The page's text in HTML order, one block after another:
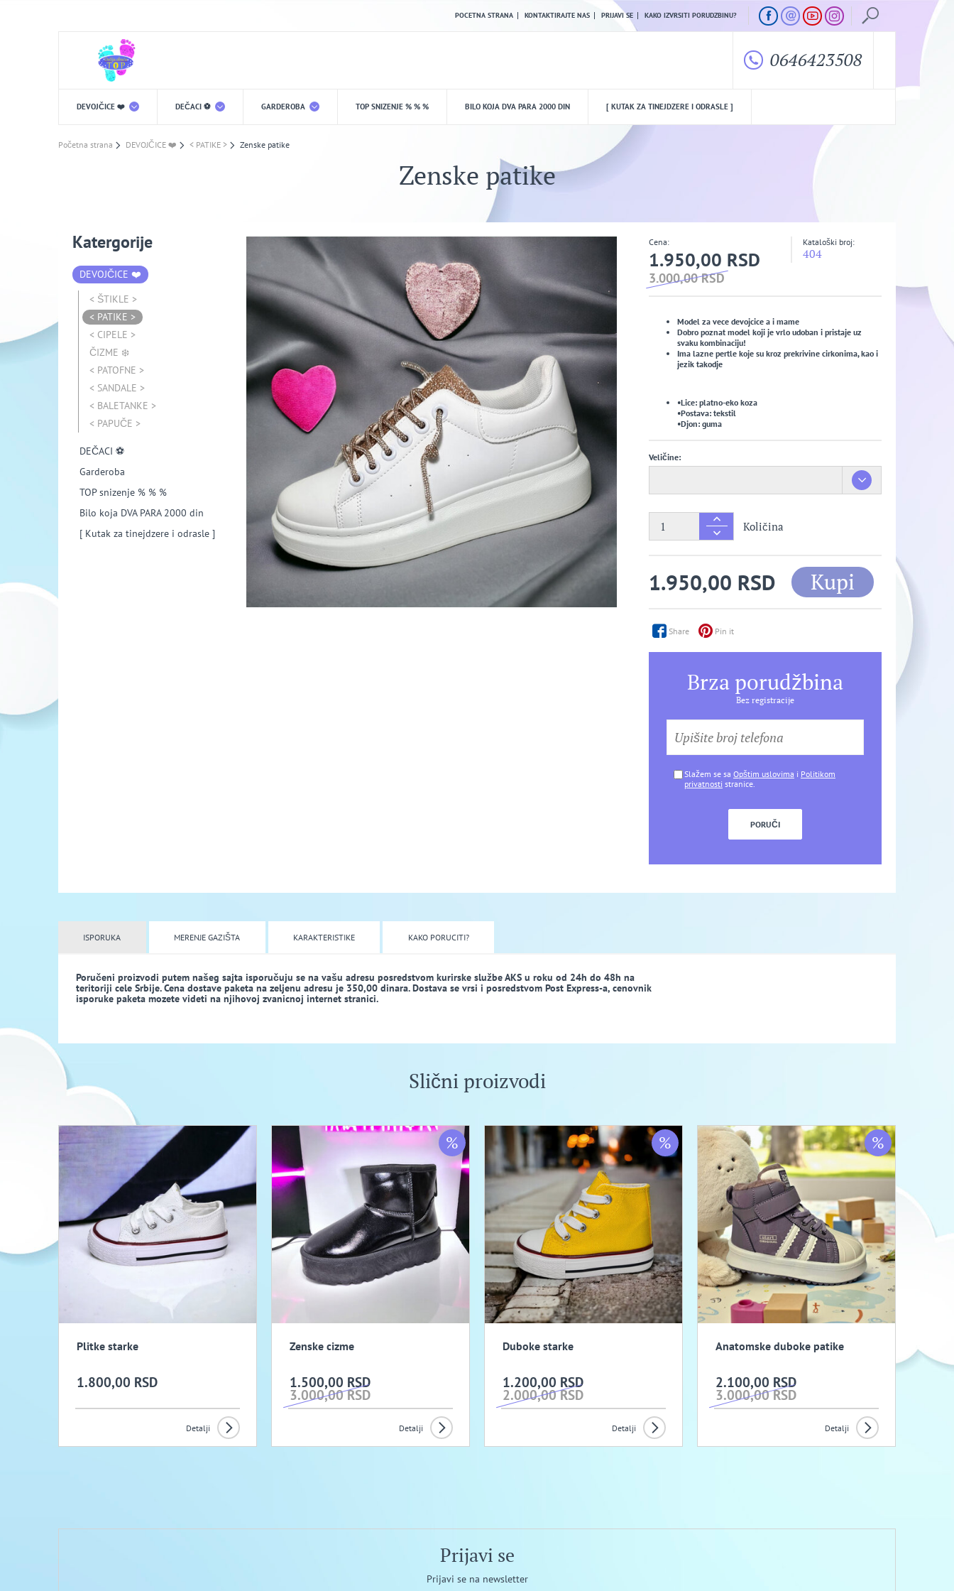
POCETNA STRANA KONTAKTIRAJTE NAS PRIJAVI SE KAKO IZVRSITI PORUDZBINU?
0646423508
DEVOJČICE ❤️ DEČACI ⚽️ GARDEROBA TOP SNIZENJE % % % BILO KOJA DVA PARA 2000 DIN [ KUTAK ZA TINEJDZERE I ODRASLE ]
Početna strana DEVOJČICE ❤️ < PATIKE > Zenske patike
Zenske patike
Katergorije
DEVOJČICE ❤️
< ŠTIKLE >
< PATIKE >
< CIPELE >
ČIZME ❄️
< PATOFNE >
< SANDALE >
< BALETANKE >
< PAPUČE >
DEČACI ⚽️
Garderoba
TOP snizenje % % %
Bilo koja DVA PARA 2000 din
[ Kutak za tinejdzere i odrasle ]
Cena:
1.950,00 RSD
3.000,00 RSD
Kataloški broj:
404
Model za vece devojcice a i mame
Dobro poznat model koji je vrlo udoban i pristaje uz
svaku kombinaciju!
Ima lazne pertle koje su kroz prekrivine cirkonima, kao i
jezik takodje
•Lice: platno-eko koza
•Postava: tekstil
•Djon: guma
Veličine:
Količina
1.950,00 RSD Kupi
Share Pin it
Brza porudžbina
Bez registracije
Slažem se sa Opštim uslovima i Politikom
privatnosti stranice.
ISPORUKA MERENJE GAZIŠTA KARAKTERISTIKE KAKO PORUCITI?
Poručeni proizvodi putem našeg sajta isporučuju se na vašu adresu posredstvom kurirske službe AKS u roku od 24h do 48h na
teritoriji cele Srbije. Cena dostave paketa na zeljenu adresu je 350,00 dinara. Dostava se vrsi i posredstvom Post Express-a, cenovnik
isporuke paketa mozete videti na njihovoj zvanicnoj internet stranici.
Slični proizvodi
Plitke starke
1.800,00 RSD
Detalji
%
Zenske cizme
1.500,00 RSD
3.000,00 RSD
Detalji
%
Duboke starke
1.200,00 RSD
2.000,00 RSD
Detalji
%
Anatomske duboke patike
2.100,00 RSD
3.000,00 RSD
Detalji
Prijavi se
Prijavi se na newsletter